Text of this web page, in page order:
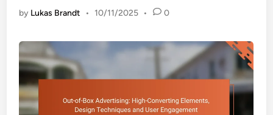
by Lukas Brandt • 10/11/2025 • 0